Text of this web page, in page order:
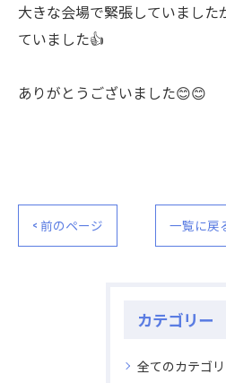
大きな会場で緊張していまし
ていました👍
ありがとうございました😊😊
< 前のページ 一覧に戻
カテゴリー
全てのカテゴ